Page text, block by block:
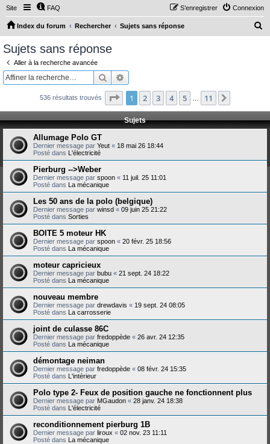
Site FAQ Connexion
S’enregistrer
Index du forum Rechercher Sujets sans réponse
c
h
Sujets sans réponse
Aller à la recherche avancée
Rechercher
536 résultats trouvés Page 1sur11
1 2 3 4 5 11
Sujets
Allumage Polo GT
Dernier message par Yeut « 18 mai 26 18:44
Posté dans L'électricité
Pierburg -->Weber
Dernier message par spoon « 11 juil. 25 11:01
Posté dans La mécanique
Les 50 ans de la polo (belgique)
Dernier message par winsd « 09 juin 25 21:22
Posté dans Sorties
BOITE 5 moteur HK
Dernier message par spoon « 20 févr. 25 18:56
Posté dans La mécanique
moteur capricieux
Dernier message par bubu « 21 sept. 24 18:22
Posté dans La mécanique
nouveau membre
Dernier message par drewdavis « 19 sept. 24 08:05
Posté dans La carrosserie
joint de culasse 86C
Dernier message par fredoppède « 26 avr. 24 12:35
Posté dans La mécanique
démontage neiman
Dernier message par fredoppède « 08 févr. 24 15:35
Posté dans L'intérieur
Polo type 2- Feux de position gauche ne fonctionnent plus
Dernier message par MGaudon « 28 janv. 24 18:38
Posté dans L'électricité
reconditionnement pierburg 1B
Dernier message par liroux « 02 nov. 23 11:11
Posté dans La mécanique